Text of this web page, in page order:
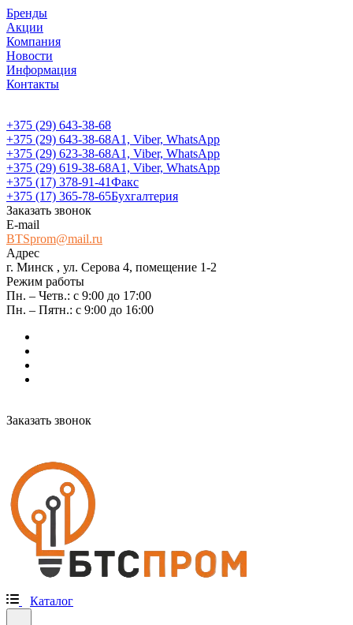
Бренды
Акции
Компания
Новости
Информация
Контакты
+375 (29) 643-38-68
+375 (29) 643-38-68А1, Viber, WhatsApp
+375 (29) 623-38-68А1, Viber, WhatsApp
+375 (29) 619-38-68А1, Viber, WhatsApp
+375 (17) 378-91-41Факс
+375 (17) 365-78-65Бухгалтерия
Заказать звонок
E-mail
BTSprom@mail.ru
Адрес
г. Минск , ул. Серова 4, помещение 1-2
Режим работы
Пн. – Четв.: с 9:00 до 17:00
Пн. – Пятн.: с 9:00 до 16:00
Заказать звонок
Каталог